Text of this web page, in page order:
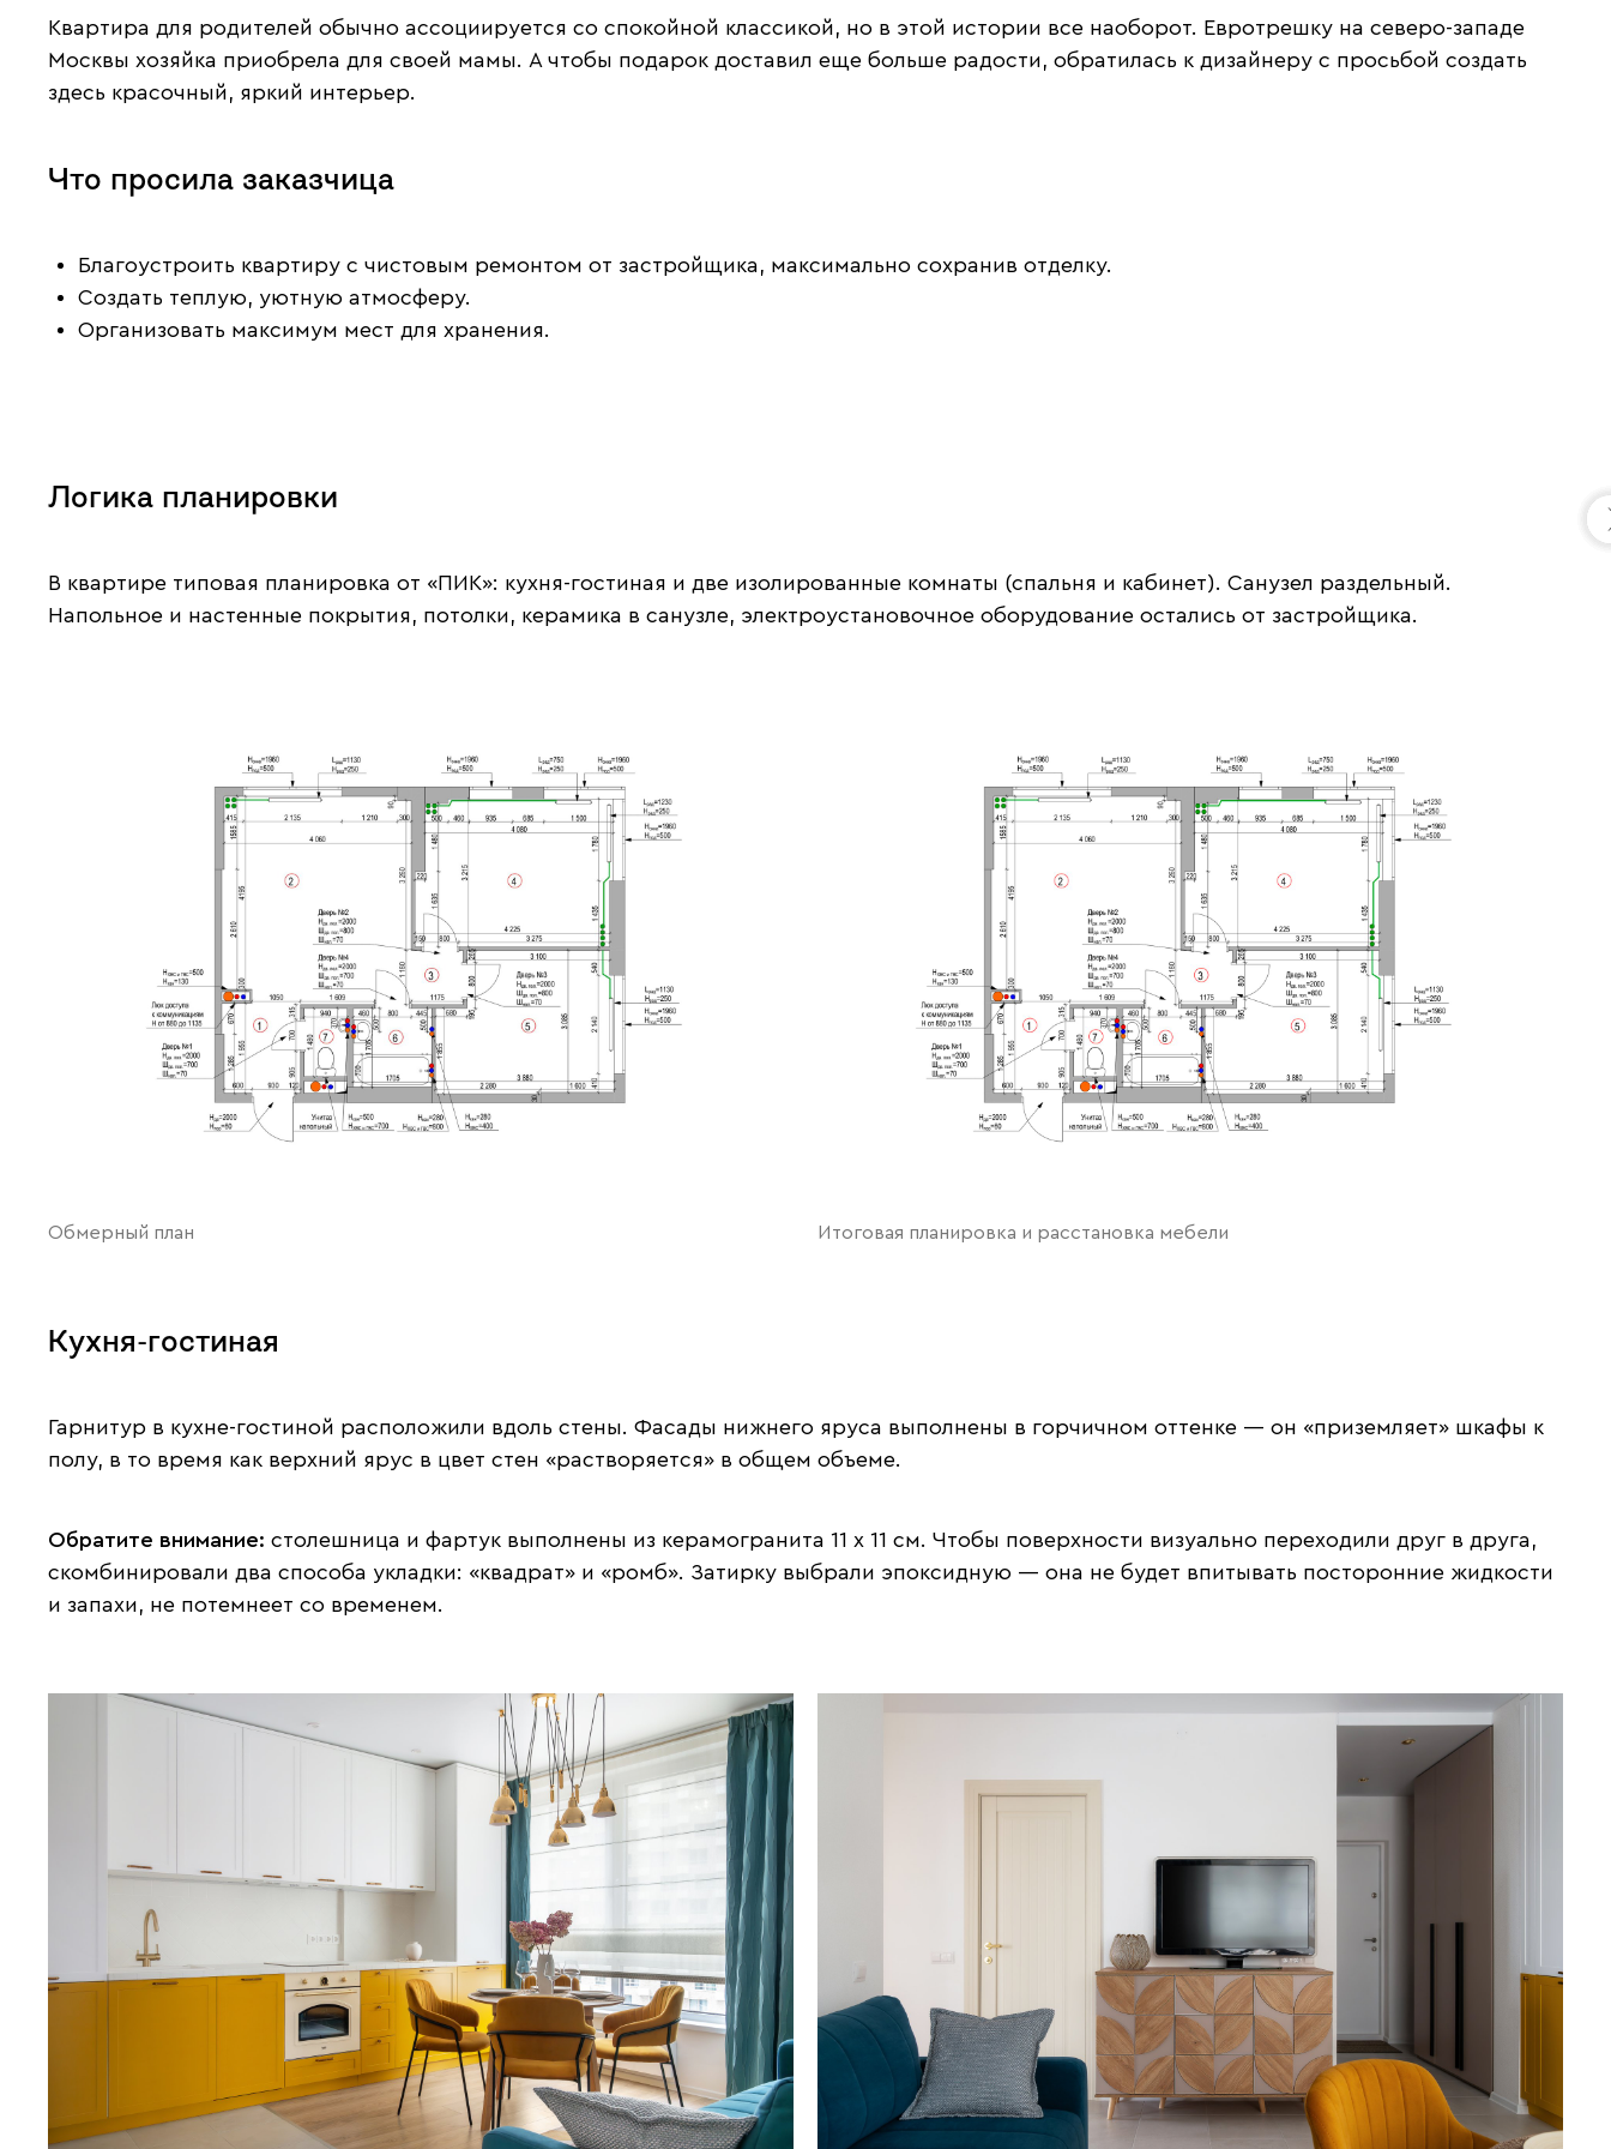
Квартира для родителей обычно ассоциируется со спокойной классикой, но в этой истории все наоборот. Евротрешку на северо-западе
Москвы хозяйка приобрела для своей мамы. А чтобы подарок доставил еще больше радости, обратилась к дизайнеру с просьбой создать
здесь красочный, яркий интерьер.
Что просила заказчица
Благоустроить квартиру с чистовым ремонтом от застройщика, максимально сохранив отделку.
Создать теплую, уютную атмосферу.
Организовать максимум мест для хранения.
Логика планировки
В квартире типовая планировка от «ПИК»: кухня-гостиная и две изолированные комнаты (спальня и кабинет). Санузел раздельный.
Напольное и настенные покрытия, потолки, керамика в санузле, электроустановочное оборудование остались от застройщика.
Обмерный план Итоговая планировка и расстановка мебели
Кухня-гостиная
Гарнитур в кухне-гостиной расположили вдоль стены. Фасады нижнего яруса выполнены в горчичном оттенке — он «приземляет» шкафы к
полу, в то время как верхний ярус в цвет стен «растворяется» в общем объеме.
Обратите внимание: столешница и фартук выполнены из керамогранита 11 х 11 см. Чтобы поверхности визуально переходили друг в друга,
скомбинировали два способа укладки: «квадрат» и «ромб». Затирку выбрали эпоксидную — она не будет впитывать посторонние жидкости
и запахи, не потемнеет со временем.